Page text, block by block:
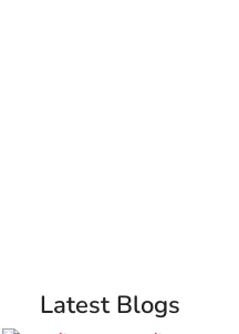
Latest Blogs